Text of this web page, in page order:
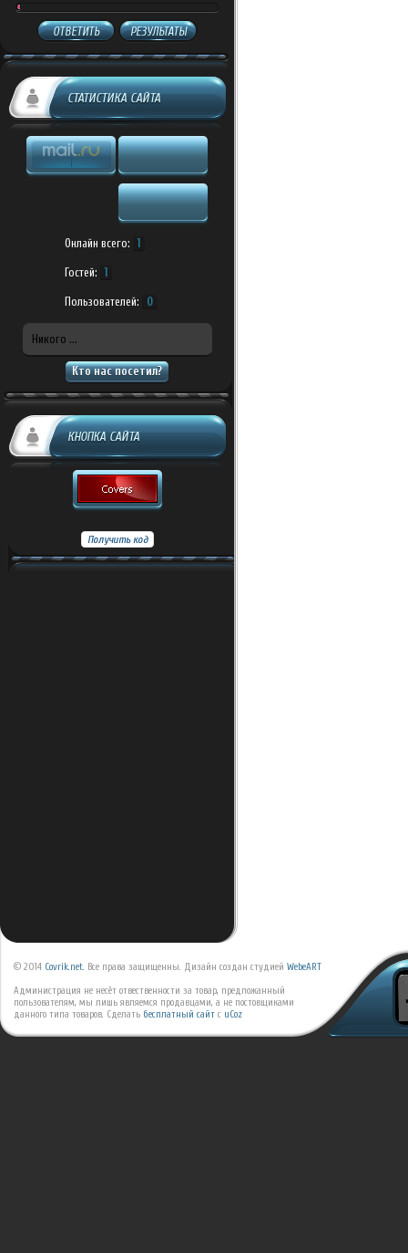
ОТВЕТИТЬ РЕЗУЛЬТАТЫ
СТАТИСТИКА САЙТА
Онлайн всего: 1
Гостей: 1
Пользователей: 0
Никого ...
Кто нас посетил?
КНОПКА САЙТА
© 2014 Covrik.net. Все права защищенны. Дизайн создан студией WebeART
Администрация не несёт отвественности за товар, предложанный
пользователям, мы лишь являемся продавцами, а не постовщиками
данного типа товаров. Сделать бесплатный сайт с uCoz